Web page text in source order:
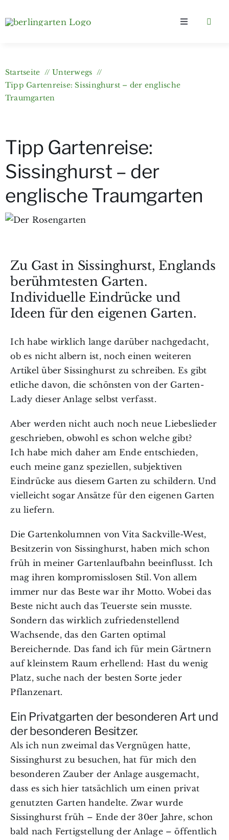
Inhalt
Toggle
Kategorien
Wer bloggt?
Gartenkurse & e-Books
Startseite
Unterwegs
Tipp Gartenreise: Sissinghurst – der englische
Traumgarten
Tipp Gartenreise:
Sissinghurst – der
englische Traumgarten
Zu Gast in Sissinghurst, Englands
berühmtesten Garten.
Individuelle Eindrücke und
Ideen für den eigenen Garten.
Ich habe wirklich lange darüber nachgedacht,
ob es nicht albern ist, noch einen weiteren
Artikel über Sissinghurst zu schreiben. Es gibt
etliche davon, die schönsten von der Garten-
Lady dieser Anlage selbst verfasst.
Aber werden nicht auch noch neue Liebeslieder
geschrieben, obwohl es schon welche gibt?
Ich habe mich daher am Ende entschieden,
euch meine ganz speziellen, subjektiven
Eindrücke aus diesem Garten zu schildern. Und
vielleicht sogar Ansätze für den eigenen Garten
zu liefern.
Die Gartenkolumnen von Vita Sackville-West,
Besitzerin von Sissinghurst, haben mich schon
früh in meiner Gartenlaufbahn beeinflusst. Ich
mag ihren kompromisslosen Stil. Von allem
immer nur das Beste war ihr Motto. Wobei das
Beste nicht auch das Teuerste sein musste.
Sondern das wirklich zufriedenstellend
Wachsende, das den Garten optimal
Bereichernde. Das fand ich für mein Gärtnern
auf kleinstem Raum erhellend: Hast du wenig
Platz, suche nach der besten Sorte jeder
Pflanzenart.
Ein Privatgarten der besonderen Art und
der besonderen Besitzer.
Als ich nun zweimal das Vergnügen hatte,
Sissinghurst zu besuchen, hat für mich den
besonderen Zauber der Anlage ausgemacht,
dass es sich hier tatsächlich um einen privat
genutzten Garten handelte. Zwar wurde
Sissinghurst früh – Ende der 30er Jahre, schon
bald nach Fertigstellung der Anlage – öffentlich